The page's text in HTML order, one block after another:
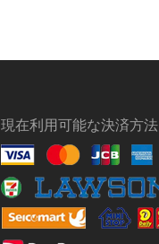
現在利用可能な決済方法